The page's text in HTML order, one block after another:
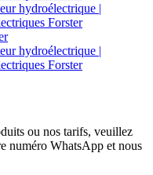
ou nos tarifs, veuillez
numéro WhatsApp et nous